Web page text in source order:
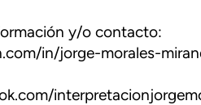
y/o contacto:
in/jorge-morales-